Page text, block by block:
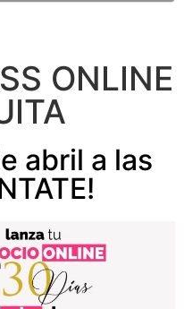
ONLINE
abril a las